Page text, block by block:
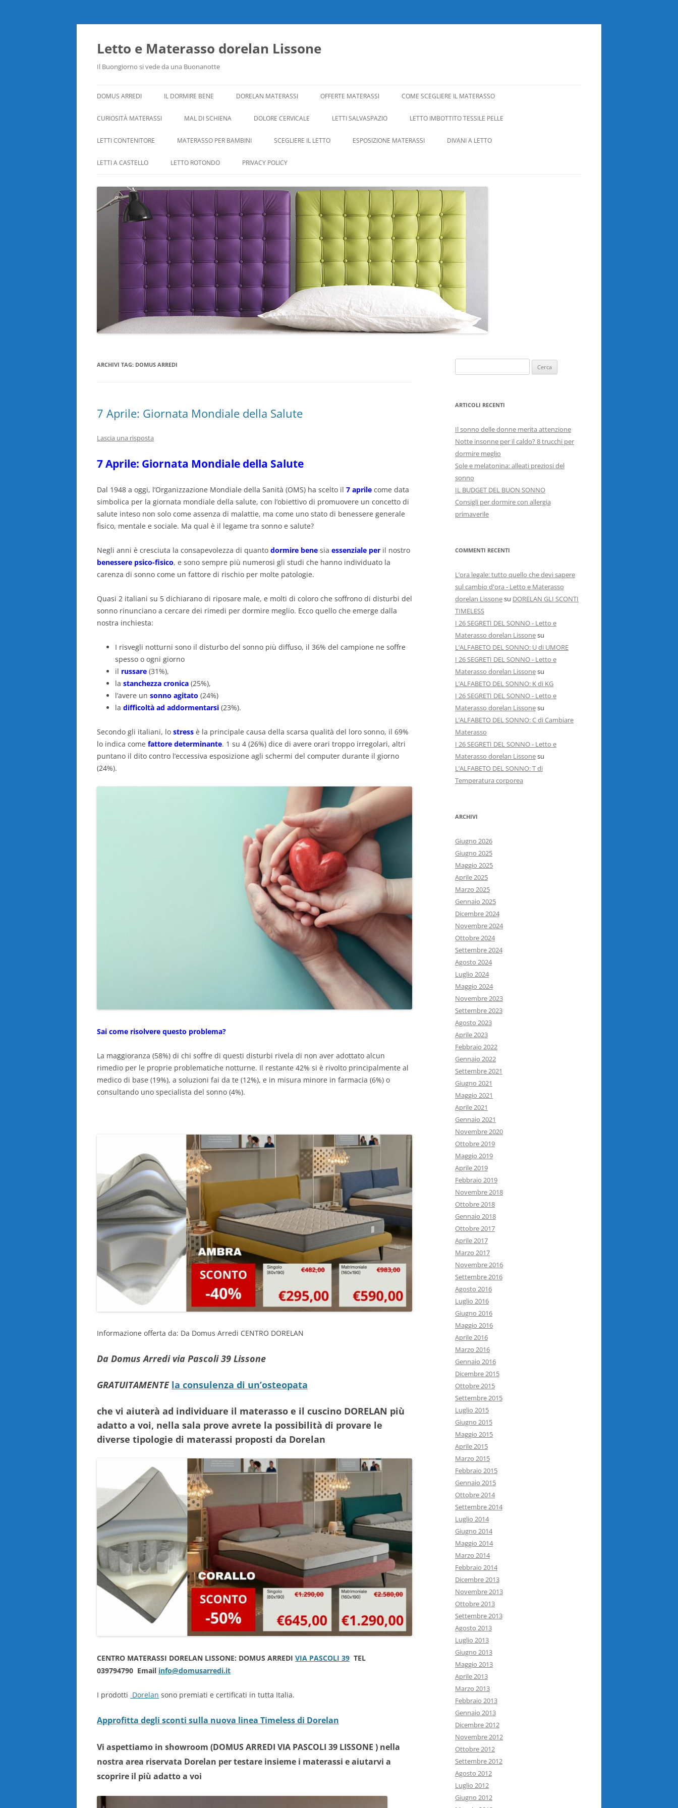
Vai
Letto e Materasso dorelan Lissone
Il Buongiorno si vede da una Buonanotte
DOMUS ARREDI IL DORMIRE BENE DORELAN MATERASSI OFFERTE MATERASSI COME SCEGLIERE IL MATERASSO
CURIOSITÀ MATERASSI MAL DI SCHIENA DOLORE CERVICALE LETTI SALVASPAZIO LETTO IMBOTTITO TESSILE PELLE
LETTI CONTENITORE MATERASSO PER BAMBINI SCEGLIERE IL LETTO ESPOSIZIONE MATERASSI DIVANI A LETTO
LETTI A CASTELLO LETTO ROTONDO PRIVACY POLICY
ARCHIVI TAG: DOMUS ARREDI
7 Aprile: Giornata Mondiale della Salute
Lascia una risposta
7 Aprile: Giornata Mondiale della Salute
Dal 1948 a oggi, l’Organizzazione Mondiale della Sanità (OMS) ha scelto il 7 aprile come data
simbolica per la giornata mondiale della salute, con l’obiettivo di promuovere un concetto di
salute inteso non solo come assenza di malattie, ma come uno stato di benessere generale
fisico, mentale e sociale. Ma qual è il legame tra sonno e salute?
Negli anni è cresciuta la consapevolezza di quanto dormire bene sia essenziale per il nostro
benessere psico-fisico, e sono sempre più numerosi gli studi che hanno individuato la
carenza di sonno come un fattore di rischio per molte patologie.
Quasi 2 italiani su 5 dichiarano di riposare male, e molti di coloro che soffrono di disturbi del
sonno rinunciano a cercare dei rimedi per dormire meglio. Ecco quello che emerge dalla
nostra inchiesta:
I risvegli notturni sono il disturbo del sonno più diffuso, il 36% del campione ne soffre
spesso o ogni giorno
il russare (31%),
la stanchezza cronica (25%),
l’avere un sonno agitato (24%)
la difficoltà ad addormentarsi (23%).
Secondo gli italiani, lo stress è la principale causa della scarsa qualità del loro sonno, il 69%
lo indica come fattore determinante. 1 su 4 (26%) dice di avere orari troppo irregolari, altri
puntano il dito contro l’eccessiva esposizione agli schermi del computer durante il giorno
(24%).
Sai come risolvere questo problema?
La maggioranza (58%) di chi soffre di questi disturbi rivela di non aver adottato alcun
rimedio per le proprie problematiche notturne. Il restante 42% si è rivolto principalmente al
medico di base (19%), a soluzioni fai da te (12%), e in misura minore in farmacia (6%) o
consultando uno specialista del sonno (4%).
Informazione offerta da: Da Domus Arredi CENTRO DORELAN
Da Domus Arredi via Pascoli 39 Lissone
GRATUITAMENTE la consulenza di un’osteopata
che vi aiuterà ad individuare il materasso e il cuscino DORELAN più
adatto a voi, nella sala prove avrete la possibilità di provare le
diverse tipologie di materassi proposti da Dorelan
CENTRO MATERASSI DORELAN LISSONE: DOMUS ARREDI VIA PASCOLI 39 TEL
039794790 Email info@domusarredi.it
I prodotti Dorelan sono premiati e certificati in tutta Italia.
Approfitta degli sconti sulla nuova linea Timeless di Dorelan
Vi aspettiamo in showroom (DOMUS ARREDI VIA PASCOLI 39 LISSONE ) nella
nostra area riservata Dorelan per testare insieme i materassi e aiutarvi a
scoprire il più adatto a voi
per:
ARTICOLI RECENTI
Il sonno delle donne merita attenzione
Notte insonne per il caldo? 8 trucchi per
dormire meglio
Sole e melatonina: alleati preziosi del
sonno
IL BUDGET DEL BUON SONNO
Consigli per dormire con allergia
primaverile
COMMENTI RECENTI
L’ora legale: tutto quello che devi sapere
sul cambio d'ora - Letto e Materasso
dorelan Lissonesu DORELAN GLI SCONTI
TIMELESS
I 26 SEGRETI DEL SONNO - Letto e
Materasso dorelan Lissonesu
L’ALFABETO DEL SONNO: U di UMORE
I 26 SEGRETI DEL SONNO - Letto e
Materasso dorelan Lissonesu
L’ALFABETO DEL SONNO: K di KG
I 26 SEGRETI DEL SONNO - Letto e
Materasso dorelan Lissonesu
L’ALFABETO DEL SONNO: C di Cambiare
Materasso
I 26 SEGRETI DEL SONNO - Letto e
Materasso dorelan Lissonesu
L’ALFABETO DEL SONNO: T di
Temperatura corporea
ARCHIVI
Giugno 2026
Giugno 2025
Maggio 2025
Aprile 2025
Marzo 2025
Gennaio 2025
Dicembre 2024
Novembre 2024
Ottobre 2024
Settembre 2024
Agosto 2024
Luglio 2024
Maggio 2024
Novembre 2023
Settembre 2023
Agosto 2023
Aprile 2023
Febbraio 2022
Gennaio 2022
Settembre 2021
Giugno 2021
Maggio 2021
Aprile 2021
Gennaio 2021
Novembre 2020
Ottobre 2019
Maggio 2019
Aprile 2019
Febbraio 2019
Novembre 2018
Ottobre 2018
Gennaio 2018
Ottobre 2017
Aprile 2017
Marzo 2017
Novembre 2016
Settembre 2016
Agosto 2016
Luglio 2016
Giugno 2016
Maggio 2016
Aprile 2016
Marzo 2016
Gennaio 2016
Dicembre 2015
Ottobre 2015
Settembre 2015
Luglio 2015
Giugno 2015
Maggio 2015
Aprile 2015
Marzo 2015
Febbraio 2015
Gennaio 2015
Ottobre 2014
Settembre 2014
Luglio 2014
Giugno 2014
Maggio 2014
Marzo 2014
Febbraio 2014
Dicembre 2013
Novembre 2013
Ottobre 2013
Settembre 2013
Agosto 2013
Luglio 2013
Giugno 2013
Maggio 2013
Aprile 2013
Marzo 2013
Febbraio 2013
Gennaio 2013
Dicembre 2012
Novembre 2012
Ottobre 2012
Settembre 2012
Agosto 2012
Luglio 2012
Giugno 2012